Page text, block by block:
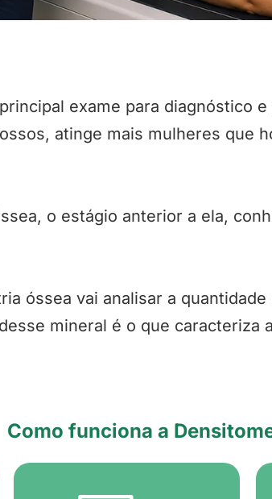
exame para diagnóstico
atinge mais mulheres que
o estágio anterior a ela,
óssea vai analisar a
mineral é o que
Como funciona a